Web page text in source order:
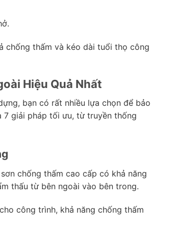
chống thấm và kéo dài tuổi thọ công
Hiệu Quả Nhất
bạn có rất nhiều lựa chọn để bảo
giải pháp tối ưu, từ truyền thống
chống thấm cao cấp có khả năng
thấu từ bên ngoài vào bên trong.
công trình, khả năng chống thấm